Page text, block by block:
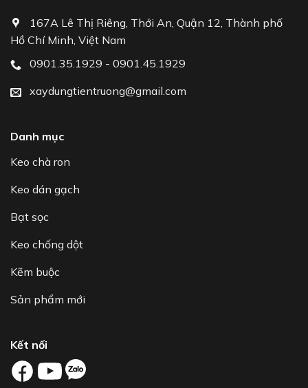
167A Lê Thị Riêng, Thới An, Quận 12, Thành phố
Hồ Chí Minh, Việt Nam
0901.35.1929 - 0901.45.1929
xaydungtientruong@gmail.com
Danh mục
Keo chà ron
Keo dán gạch
Bạt sọc
Keo chống dột
Kẽm buộc
Sản phẩm mới
Kết nối